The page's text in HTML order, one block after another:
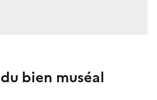
bien muséal